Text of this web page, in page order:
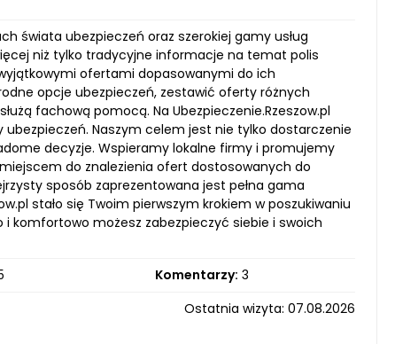
świata ubezpieczeń oraz szerokiej gamy usług
niż tylko tradycyjne informacje na temat polis
ofertami dopasowanymi do ich
opcje ubezpieczeń, zestawić oferty różnych
fachową pomocą. Na Ubezpieczenie.Rzeszow.pl
Naszym celem jest nie tylko dostarczenie
decyzje. Wspieramy lokalne firmy i promujemy
do znalezienia ofert dostosowanych do
sposób zaprezentowana jest pełna gama
stało się Twoim pierwszym krokiem w poszukiwaniu
i komfortowo możesz zabezpieczyć siebie i swoich
Komentarzy: 3
Ostatnia wizyta: 07.08.2026